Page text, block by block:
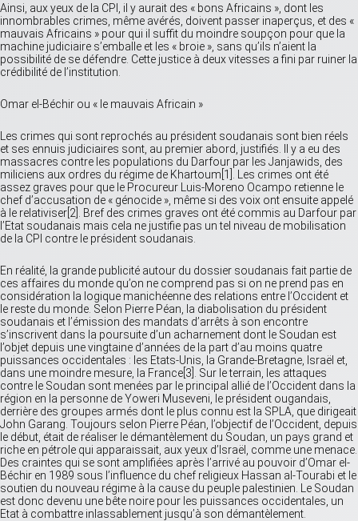
Ainsi, aux yeux de la CPI, il y aurait des « bons Africains », dont les
innombrables crimes, même avérés, doivent passer inaperçus, et des «
mauvais Africains » pour qui il suffit du moindre soupçon pour que la
machine judiciaire s’emballe et les « broie », sans qu’ils n’aient la
possibilité de se défendre. Cette justice à deux vitesses a fini par ruiner la
crédibilité de l’institution.
Omar el-Béchir ou « le mauvais Africain »
Les crimes qui sont reprochés au président soudanais sont bien réels
et ses ennuis judiciaires sont, au premier abord, justifiés. Il y a eu des
massacres contre les populations du Darfour par les Janjawids, des
miliciens aux ordres du régime de Khartoum[1]. Les crimes ont été
assez graves pour que le Procureur Luis-Moreno Ocampo retienne le
chef d’accusation de « génocide », même si des voix ont ensuite appelé
à le relativiser[2]. Bref des crimes graves ont été commis au Darfour par
l’Etat soudanais mais cela ne justifie pas un tel niveau de mobilisation
de la CPI contre le président soudanais.
En réalité, la grande publicité autour du dossier soudanais fait partie de
ces affaires du monde qu’on ne comprend pas si on ne prend pas en
considération la logique manichéenne des relations entre l’Occident et
le reste du monde. Selon Pierre Péan, la diabolisation du président
soudanais et l’émission des mandats d’arrêts à son encontre
s’inscrivent dans la poursuite d’un acharnement dont le Soudan est
l’objet depuis une vingtaine d’années de la part d’au moins quatre
puissances occidentales : les Etats-Unis, la Grande-Bretagne, Israël et,
dans une moindre mesure, la France[3]. Sur le terrain, les attaques
contre le Soudan sont menées par le principal allié de l’Occident dans la
région en la personne de Yoweri Museveni, le président ougandais,
derrière des groupes armés dont le plus connu est la SPLA, que dirigeait
John Garang. Toujours selon Pierre Péan, l’objectif de l’Occident, depuis
le début, était de réaliser le démantèlement du Soudan, un pays grand et
riche en pétrole qui apparaissait, aux yeux d’Israël, comme une menace.
Des craintes qui se sont amplifiées après l’arrivé au pouvoir d’Omar el-
Béchir en 1989 sous l’influence du chef religieux Hassan al-Tourabi et le
soutien du nouveau régime à la cause du peuple palestinien. Le Soudan
est donc devenu une bête noire pour les puissances occidentales, un
Etat à combattre inlassablement jusqu’à son démantèlement.